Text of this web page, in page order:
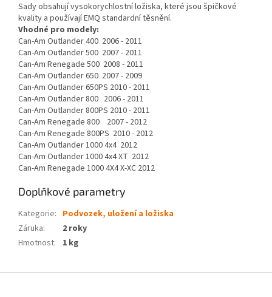
Sady obsahují vysokorychlostní ložiska, které jsou špičkové
kvality a používají EMQ standardní těsnění.
Vhodné pro modely:
Can-Am Outlander 400 2006 - 2011
Can-Am Outlander 500 2007 - 2011
Can-Am Renegade 500 2008 - 2011
Can-Am Outlander 650 2007 - 2009
Can-Am Outlander 650PS 2010 - 2011
Can-Am Outlander 800 2006 - 2011
Can-Am Outlander 800PS 2010 - 2011
Can-Am Renegade 800 2007 - 2012
Can-Am Renegade 800PS 2010 - 2012
Can-Am Outlander 1000 4x4 2012
Can-Am Outlander 1000 4x4 XT 2012
Can-Am Renegade 1000 4X4 X-XC 2012
Doplňkové parametry
Kategorie: Podvozek, uložení a ložiska
Záruka:
2 roky
Hmotnost: 1 kg